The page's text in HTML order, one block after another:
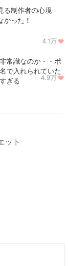
る制作者の心境
った！
4.1万
常識なのか・・ポ
で入れられていた
ぎる
4.9万
ット